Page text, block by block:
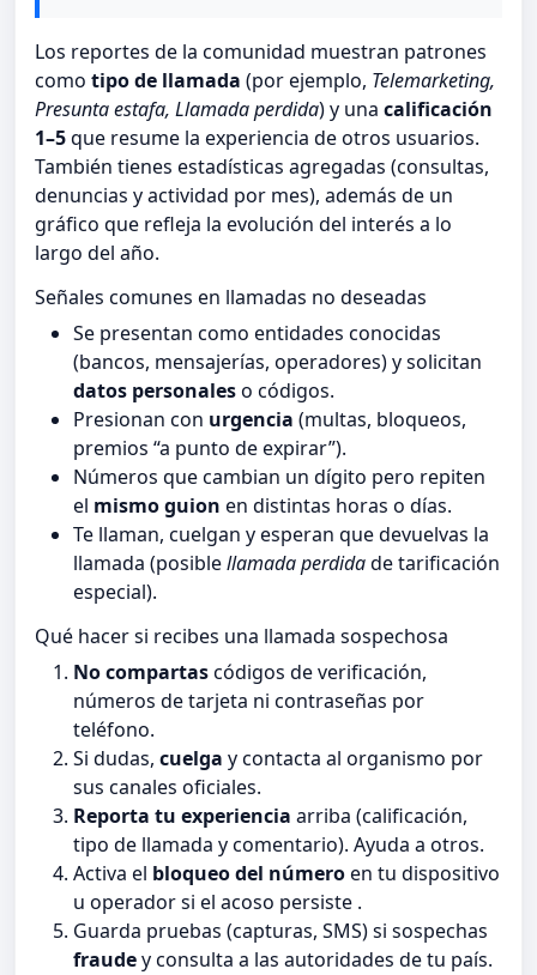
Los reportes de la comunidad muestran patrones
como tipo de llamada (por ejemplo, Telemarketing,
Presunta estafa, Llamada perdida) y una calificación
1–5que resume la experiencia de otros usuarios.
También tienes estadísticas agregadas (consultas,
denuncias y actividad por mes), además de un
gráfico que refleja la evolución del interés a lo
largo del año.
Señales comunes en llamadas no deseadas
Se presentan como entidades conocidas
(bancos, mensajerías, operadores) y solicitan
datos personaleso códigos.
Presionan con urgencia (multas, bloqueos,
premios “a punto de expirar”).
Números que cambian un dígito pero repiten
el mismo guion en distintas horas o días.
Te llaman, cuelgan y esperan que devuelvas la
llamada (posiblellamada perdidade tarificación
especial).
Qué hacer si recibes una llamada sospechosa
No compartascódigos de verificación,
números de tarjeta ni contraseñas por
teléfono.
Si dudas, cuelga y contacta al organismo por
sus canales oficiales.
Reporta tu experiencia arriba (calificación,
tipo de llamada y comentario). Ayuda a otros.
Activa el bloqueo del númeroen tu dispositivo
u operador si el acoso persiste .
Guarda pruebas (capturas, SMS) si sospechas
fraudey consulta a las autoridades de tu país.